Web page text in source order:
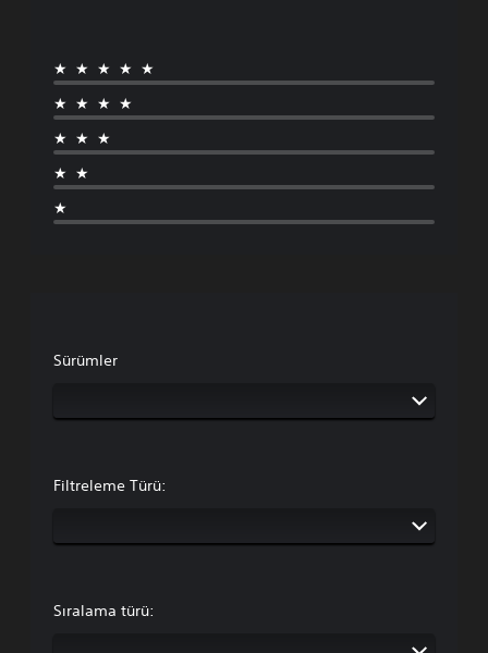
★★★★★
★★★★
★★★
★★
★
Sürümler
Filtreleme Türü:
Sıralama türü: